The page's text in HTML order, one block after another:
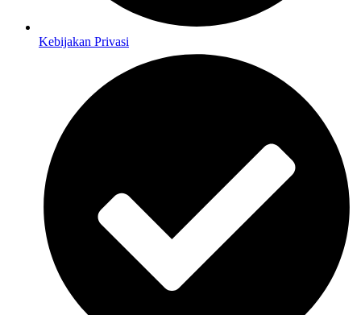
Kebijakan Privasi